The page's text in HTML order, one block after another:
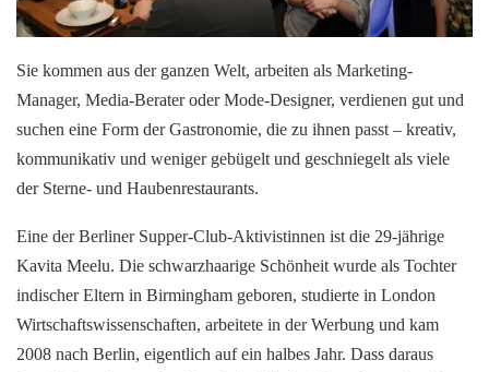
Sie kommen aus der ganzen Welt, arbeiten als Marketing-
Manager, Media-Berater oder Mode-Designer, verdienen gut und
suchen eine Form der Gastronomie, die zu ihnen passt – kreativ,
kommunikativ und weniger gebügelt und geschniegelt als viele
der Sterne- und Haubenrestaurants.
Eine der Berliner Supper-Club-Aktivistinnen ist die 29-jährige
Kavita Meelu. Die schwarzhaarige Schönheit wurde als Tochter
indischer Eltern in Birmingham geboren, studierte in London
Wirtschaftswissenschaften, arbeitete in der Werbung und kam
2008 nach Berlin, eigentlich auf ein halbes Jahr. Dass daraus